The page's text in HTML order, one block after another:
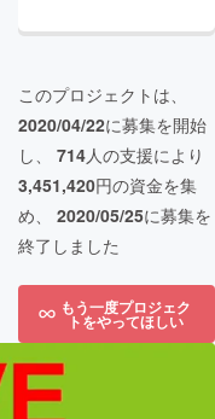
このプロジェクトは、
2020/04/22に募集を開始
し、 714人の支援により
3,451,420円の資金を集
め、 2020/05/25に募集を
終了しました
もう一度プロジェク
トをやってほしい